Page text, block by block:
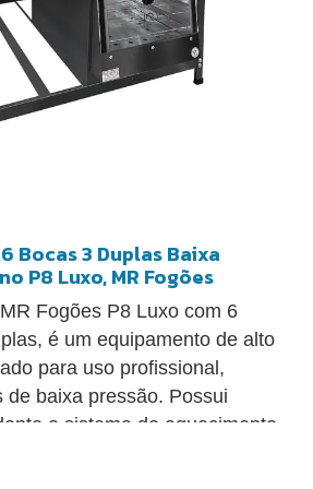
da grelha, para que você
a necessidade de uso. Além
de chama no tubo
e isolamento térmico em lã de
não fique super
Bocas 3 Duplas Baixa
P8 Luxo, MR Fogões
Fogões P8 Luxo com 6
é um equipamento de alto
para uso profissional,
de baixa pressão. Possui
e sistema de aquecimento
maior eficiência térmica no